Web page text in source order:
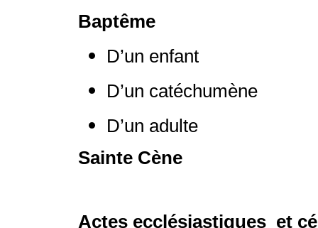
Baptême
D’un enfant
D’un catéchumène
D’un adulte
Sainte Cène
Actes ecclésiastiques et